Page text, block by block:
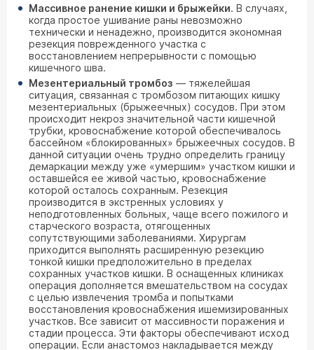
Массивное ранение кишки и брыжейки. В случаях,
когда простое ушивание раны невозможно
технически и ненадежно, производится экономная
резекция поврежденного участка с
восстановлением непрерывности с помощью
кишечного шва.
Мезентериальный тромбоз — тяжелейшая
ситуация, связанная с тромбозом питающих кишку
мезентериальных (брыжеечных) сосудов. При этом
происходит некроз значительной части кишечной
трубки, кровоснабжение которой обеспечивалось
бассейном «блокированных» брыжеечных сосудов. В
данной ситуации очень трудно определить границу
демаркации между уже «умершим» участком кишки и
оставшейся ее живой частью, кровоснабжение
которой осталось сохранным. Резекция
производится в экстренных условиях у
неподготовленных больных, чаще всего пожилого и
старческого возраста, отягощенных
сопутствующими заболеваниями. Хирургам
приходится выполнять расширенную резекцию
тонкой кишки предположительно в пределах
сохранных участков кишки. В оснащенных клиниках
операция дополняется вмешательством на сосудах
с целью извлечения тромба и попытками
восстановления кровоснабжения ишемизированных
участков. Все зависит от массивности поражения и
стадии процесса. Эти факторы обеспечивают исход
операции. Если анастомоз накладывается между